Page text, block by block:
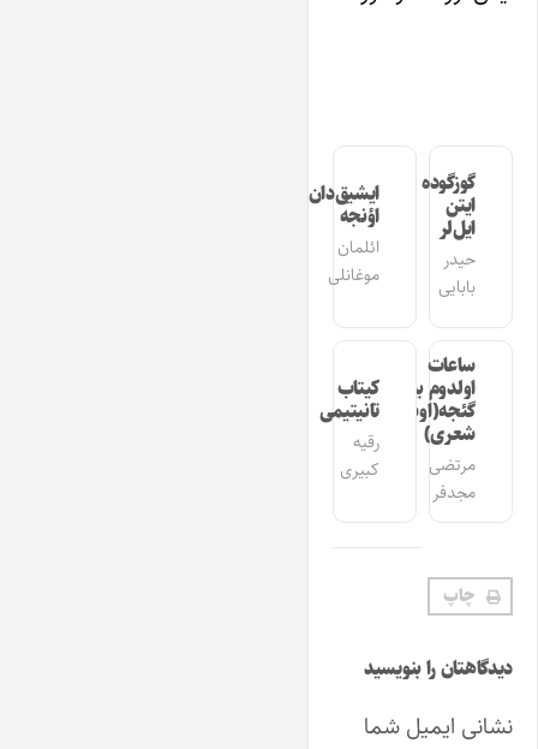
گوزگوده
ایتن
ایل‌لر
حیدر
بابایی
ایشیق‌دان
اؤنجه
ائلمان
موغانلی
ساعات
اولدوم بیر
گئجه(اوشاق
شعری)
مرتضی
مجدفر
کیتاب
تانیتیمی
رقیه
کبیری
چاپ
دیدگاهتان را بنویسید
نشانی ایمیل شما